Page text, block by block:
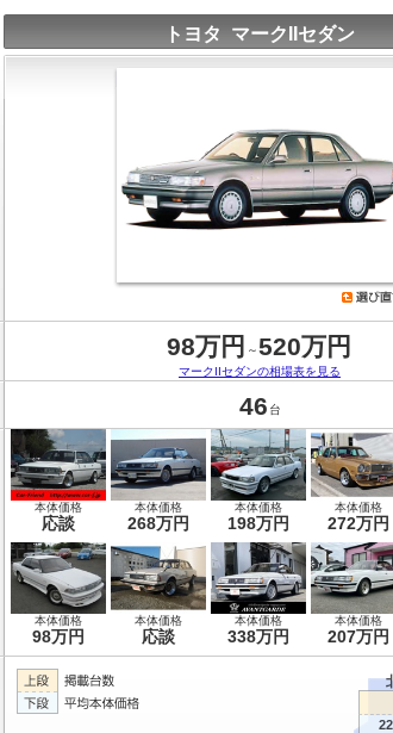
トヨタ マークIIセダン
98万円 ～520万円
マークIIセダンの相場表を見る
46 台
本体価格
応談
本体価格
268万円
本体価格
198万円
本体価格
272万円
本体価格
98万円
本体価格
応談
本体価格
338万円
本体価格
207万円